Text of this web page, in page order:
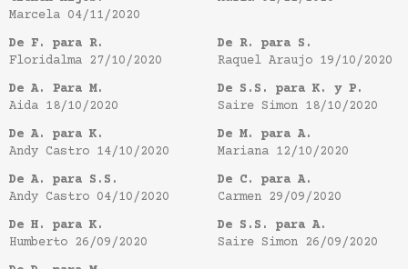
Marcela 04/11/2020
De F. para R.
Floridalma 27/10/2020
De R. para S.
Raquel Araujo 19/10/2020
De A. Para M.
Aida 18/10/2020
De S.S. para K. y P.
Saire Simon 18/10/2020
De A. para K.
Andy Castro 14/10/2020
De M. para A.
Mariana 12/10/2020
De A. para S.S.
Andy Castro 04/10/2020
De C. para A.
Carmen 29/09/2020
De H. para K.
Humberto 26/09/2020
De S.S. para A.
Saire Simon 26/09/2020